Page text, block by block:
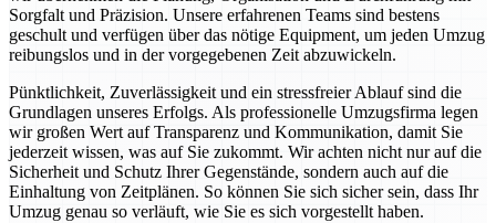
Sorgfalt und Präzision. Unsere erfahrenen Teams sind bestens
geschult und verfügen über das nötige Equipment, um jeden Umzug
reibungslos und in der vorgegebenen Zeit abzuwickeln.
Pünktlichkeit, Zuverlässigkeit und ein stressfreier Ablauf sind die
Grundlagen unseres Erfolgs. Als professionelle Umzugsfirma legen
wir großen Wert auf Transparenz und Kommunikation, damit Sie
jederzeit wissen, was auf Sie zukommt. Wir achten nicht nur auf die
Sicherheit und Schutz Ihrer Gegenstände, sondern auch auf die
Einhaltung von Zeitplänen. So können Sie sich sicher sein, dass Ihr
Umzug genau so verläuft, wie Sie es sich vorgestellt haben.